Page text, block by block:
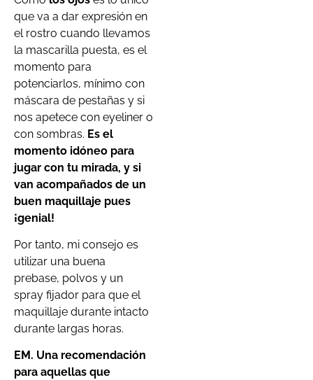
que va a dar expresión en
el rostro cuando llevamos
la mascarilla puesta, es el
momento para
potenciarlos, mínimo con
máscara de pestañas y si
nos apetece con eyeliner o
con sombras. Es el
momento idóneo para
jugar con tu mirada, y si
van acompañados de un
buen maquillaje pues
¡genial!
Por tanto, mi consejo es
utilizar una buena
prebase, polvos y un
spray fijador para que el
maquillaje durante intacto
durante largas horas.
EM. Una recomendación
para aquellas que